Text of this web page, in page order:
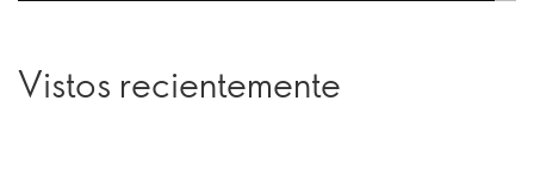
Vistos recientemente